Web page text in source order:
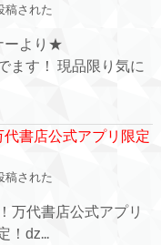
稿された
ーより★
ます！ 現品限り気に
書店公式アプリ限定
稿された
代書店公式アプリ
！ǳ...